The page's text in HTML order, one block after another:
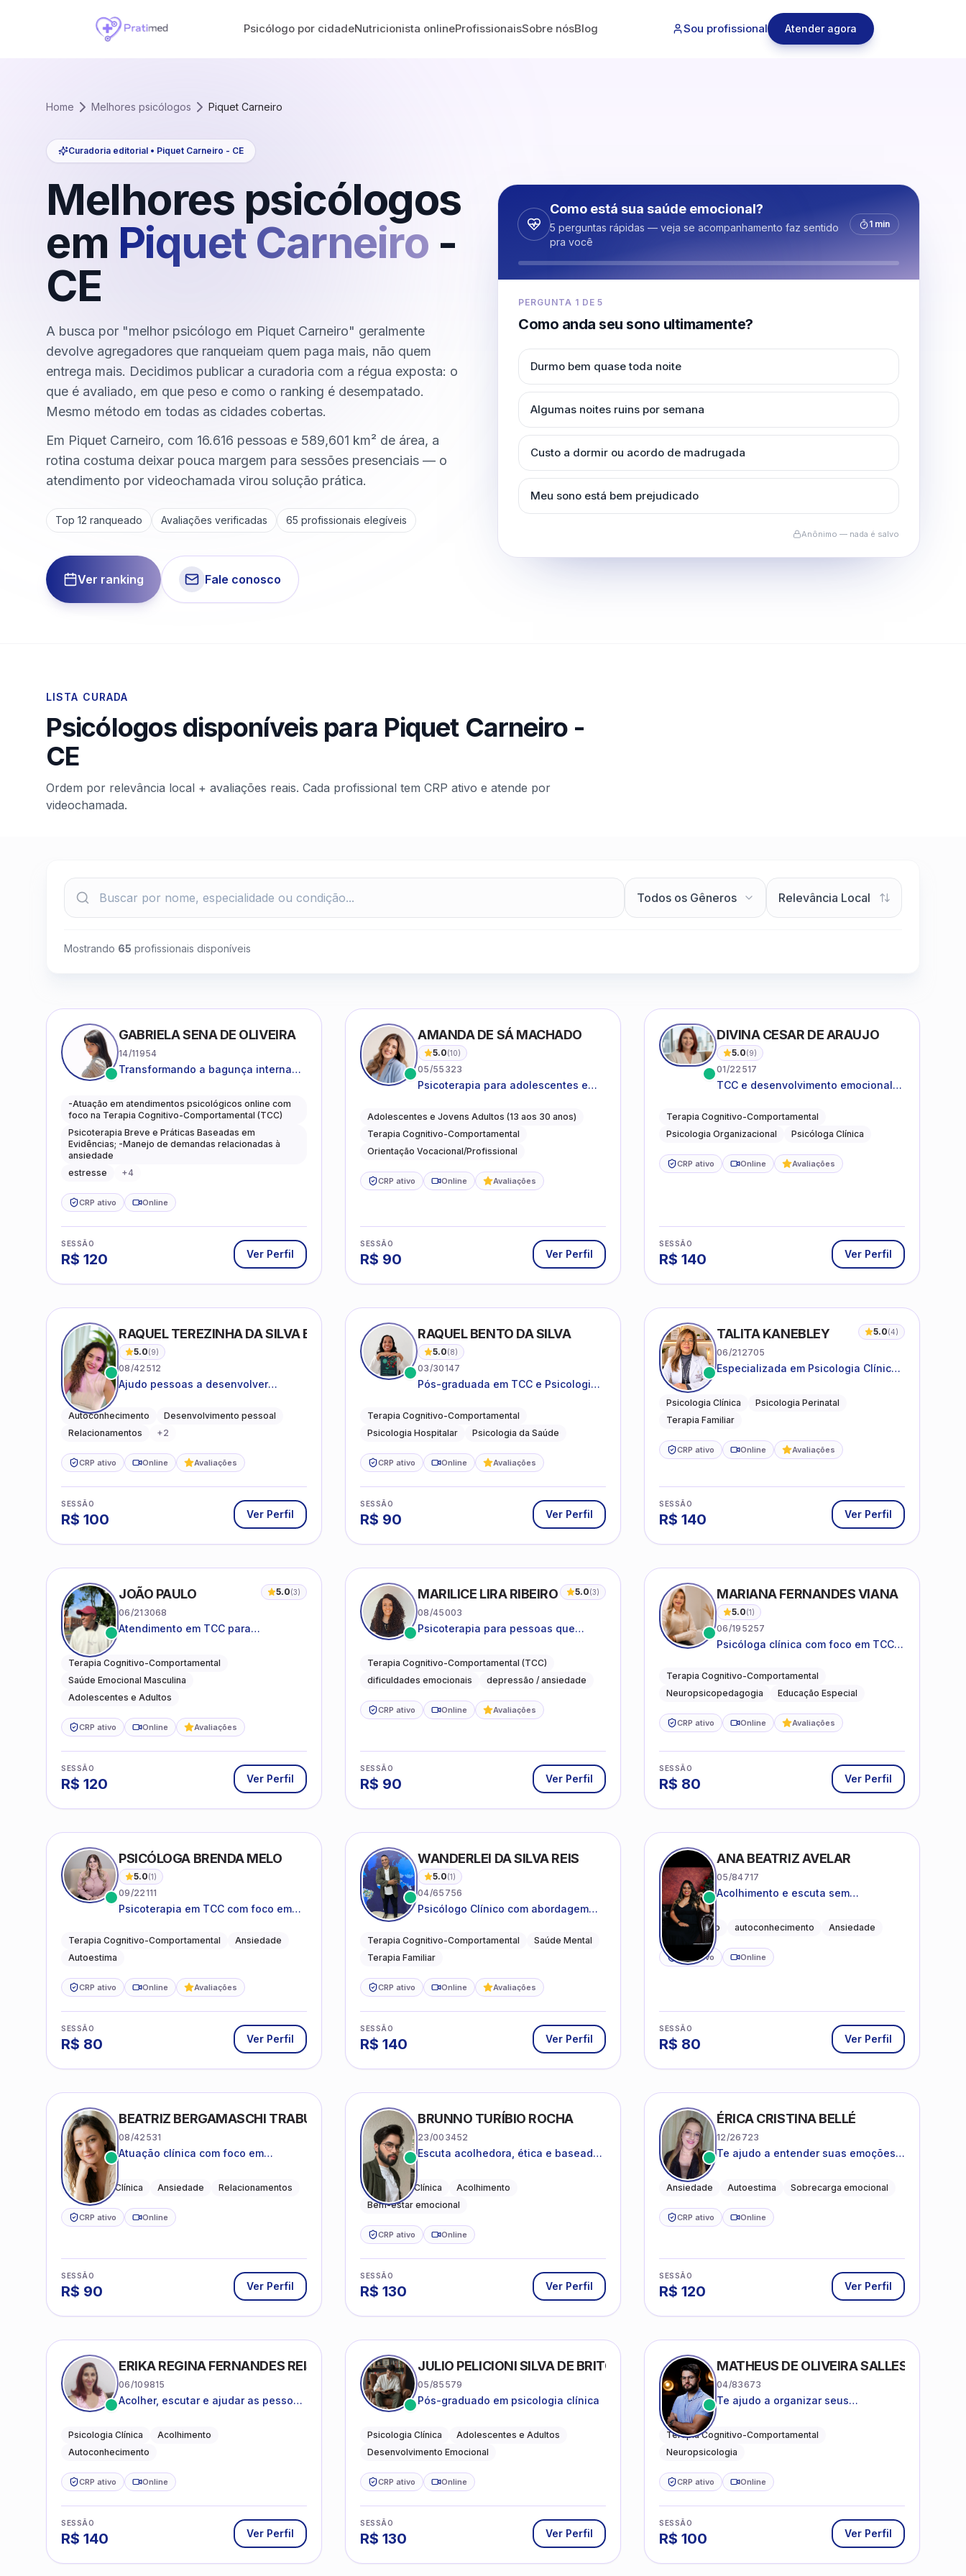
Psicólogo por cidadeNutricionista onlineProfissionaisSobre nósBlog Sou profissional Atender agora
Home Melhores psicólogos Piquet Carneiro
Curadoria editorial • Piquet Carneiro - CE
Melhores psicólogos
em Piquet Carneiro -
CE
A busca por "melhor psicólogo em Piquet Carneiro" geralmente
devolve agregadores que ranqueiam quem paga mais, não quem
entrega mais. Decidimos publicar a curadoria com a régua exposta: o
que é avaliado, em que peso e como o ranking é desempatado.
Mesmo método em todas as cidades cobertas.
Em Piquet Carneiro, com 16.616 pessoas e 589,601 km² de área, a
rotina costuma deixar pouca margem para sessões presenciais — o
atendimento por videochamada virou solução prática.
Top 12 ranqueado Avaliações verificadas 65 profissionais elegíveis
Ver ranking Fale conosco
Como está sua saúde emocional?
5 perguntas rápidas — veja se acompanhamento faz sentido
pra você
1 min
PERGUNTA 1 DE5
Como anda seu sono ultimamente?
Durmo bem quase toda noite
Algumas noites ruins por semana
Custo a dormir ou acordo de madrugada
Meu sono está bem prejudicado
Anônimo — nada é salvo
LISTA CURADA
Psicólogos disponíveis para Piquet Carneiro -
CE
Ordem por relevância local + avaliações reais. Cada profissional tem CRP ativo e atende por
videochamada.
Mostrando 65 profissionais disponíveis
GABRIELA SENA DE OLIVEIRA
14/11954
Transformando a bagunça interna
leveza e caminhos mais gentis para
se viver.
-Atuação em atendimentos psicológicos online com
foco na Terapia Cognitivo-Comportamental (TCC)
Psicoterapia Breve e Práticas Baseadas em
Evidências; -Manejo de demandas relacionadas à
ansiedade
estresse
+4
CRP ativo Online
SESSÃO
R$ 120 Ver Perfil
AMANDA DE SÁ MACHADO
5.0(10)
05/55323
Psicoterapia para adolescentes e
ansiedade, autoestima, relações e
orientação profissional
Adolescentes e Jovens Adultos (13 aos 30 anos)
Terapia Cognitivo-Comportamental
Orientação Vocacional/Profissional
CRP ativo Online Avaliações
SESSÃO
R$ 90 Ver Perfil
DIVINA CESAR DE ARAUJO
5.0(9)
01/22517
TCC e desenvolvimento emocional
Terapia Cognitivo-Comportamental
Psicologia Organizacional
Psicóloga Clínica
CRP ativo Online Avaliações
SESSÃO
R$ 140 Ver Perfil
RAQUEL TEREZINHA DA SILVA BIONDI
5.0(9)
08/42512
Ajudo pessoas a desenvolver
saudáveis
Autoconhecimento
Desenvolvimento pessoal
Relacionamentos
+2
CRP ativo Online Avaliações
SESSÃO
R$ 100 Ver Perfil
RAQUEL BENTO DA SILVA
5.0(8)
03/30147
Pós-graduada em TCC e Psicologia
Terapia Cognitivo-Comportamental
Psicologia Hospitalar
Psicologia da Saúde
CRP ativo Online Avaliações
SESSÃO
R$ 90 Ver Perfil
TALITA KANEBLEY 5.0(4)
06/212705
Especializada em Psicologia Clínica
adultos e famílias
Psicologia Clínica
Psicologia Perinatal
Terapia Familiar
CRP ativo Online Avaliações
SESSÃO
R$ 140 Ver Perfil
JOÃO PAULO 5.0(3)
06/213068
Atendimento em TCC para
desenvolvimento de autonomia
emocional
Terapia Cognitivo-Comportamental
Saúde Emocional Masculina
Adolescentes e Adultos
CRP ativo Online Avaliações
SESSÃO
R$ 120 Ver Perfil
MARILICE LIRA RIBEIRO 5.0(3)
08/45003
Psicoterapia para pessoas que
lidar com as dificuldades do dia a
dia
Terapia Cognitivo-Comportamental (TCC)
dificuldades emocionais
depressão / ansiedade
CRP ativo Online Avaliações
SESSÃO
R$ 90 Ver Perfil
MARIANA FERNANDES VIANA
5.0(1)
06/195257
Psicóloga clínica com foco em TCC,
acompanhamento do
neurodesenvolvimento.
Terapia Cognitivo-Comportamental
Neuropsicopedagogia
Educação Especial
CRP ativo Online Avaliações
SESSÃO
R$ 80 Ver Perfil
PSICÓLOGA BRENDA MELO
5.0(1)
09/22111
Psicoterapia em TCC com foco em
práticas para o cotidiano
Terapia Cognitivo-Comportamental
Ansiedade
Autoestima
CRP ativo Online Avaliações
SESSÃO
R$ 80 Ver Perfil
WANDERLEI DA SILVA REIS
5.0(1)
04/65756
Psicólogo Clínico com abordagem
e terapia sistêmica
Terapia Cognitivo-Comportamental
Saúde Mental
Terapia Familiar
CRP ativo Online Avaliações
SESSÃO
R$ 140 Ver Perfil
ANA BEATRIZ AVELAR
05/84717
Acolhimento e escuta sem
Acolhimento autoconhecimento Ansiedade
CRP ativo Online
SESSÃO
R$ 80 Ver Perfil
BEATRIZ BERGAMASCHI TRABUCO
08/42531
Atuação clínica com foco em
e transições de vida
Psicologia Clínica Ansiedade Relacionamentos
CRP ativo Online
SESSÃO
R$ 90 Ver Perfil
BRUNNO TURÍBIO ROCHA
23/003452
Escuta acolhedora, ética e baseada
Psicologia Clínica
Acolhimento
Bem-estar emocional
CRP ativo Online
SESSÃO
R$ 130 Ver Perfil
ÉRICA CRISTINA BELLÉ
12/26723
Te ajudo a entender suas emoções e
lidar com o que você está vivendo
Ansiedade Autoestima Sobrecarga emocional
CRP ativo Online
SESSÃO
R$ 120 Ver Perfil
ERIKA REGINA FERNANDES REIS FRIAS
06/109815
Acolher, escutar e ajudar as pessoas
Psicologia Clínica
Acolhimento
Autoconhecimento
CRP ativo Online
SESSÃO
R$ 140 Ver Perfil
JULIO PELICIONI SILVA DE BRITO
05/85579
Pós-graduado em psicologia clínica
Psicologia Clínica
Adolescentes e Adultos
Desenvolvimento Emocional
CRP ativo Online
SESSÃO
R$ 130 Ver Perfil
MATHEUS DE OLIVEIRA SALLES
04/83673
Te ajudo a organizar seus
e viver com mais clareza e sentido,
com uma terapia estruturada e
baseada em ciência.
Terapia Cognitivo-Comportamental
Neuropsicologia
CRP ativo Online
SESSÃO
R$ 100 Ver Perfil